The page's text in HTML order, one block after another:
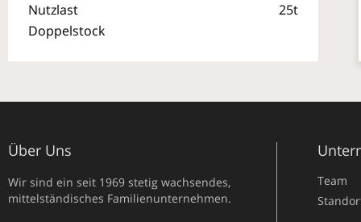
Nutzlast
25t
Doppelstock
Über Uns
Wir sind ein seit 1969 stetig wachsendes,
mittelständisches Familienunternehmen.
Team